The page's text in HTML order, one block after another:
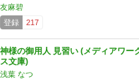
友麻碧
登録
217
神様の御用人 見習い (メディアワー
ス文庫)
浅葉 なつ